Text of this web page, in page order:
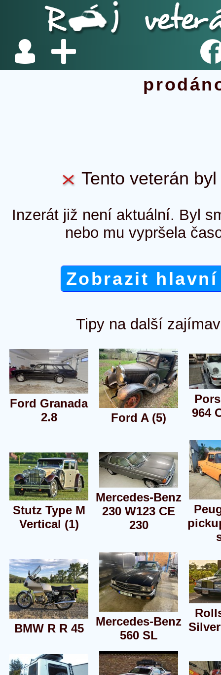
Tento veterán
Inzerát již není aktuální. Byl
nebo mu vypršela
Zobrazit
Tipy na další
Ford Granada
2.8
Ford A (5)
964
Stutz Type M
Vertical (1)
Mercedes-Benz
230 W123 CE
230
BMW R R 45
Mercedes-Benz
560 SL